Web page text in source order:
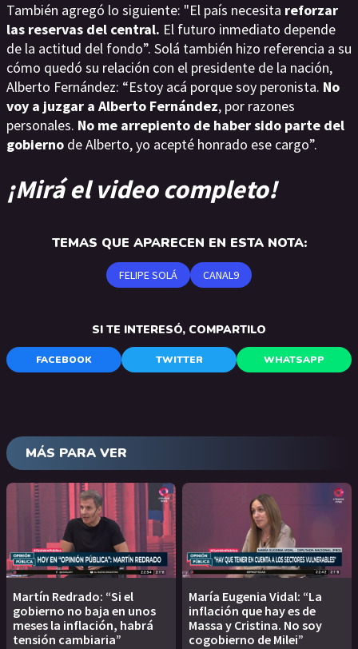
También agregó lo siguiente: "El país necesita reforzar
las reservas del central. El futuro inmediato depende
de la actitud del fondo”. Solá también hizo referencia a su
cómo quedó su relación con el presidente de la nación,
Alberto Fernández: “Estoy acá porque soy peronista. No
voy a juzgar a Alberto Fernández, por razones
personales. No me arrepiento de haber sido parte del
gobierno de Alberto, yo acepté honrado ese cargo”.
¡Mirá el video completo!
TEMAS QUE APARECEN EN ESTA NOTA:
FELIPE SOLÁ CANAL9
SI TE INTERESÓ, COMPARTILO
FACEBOOK TWITTER WHATSAPP
MÁS PARA VER
Martín Redrado: “Si el
gobierno no baja en unos
meses la inflación, habrá
tensión cambiaria”
María Eugenia Vidal: “La
inflación que hay es de
Massa y Cristina. No soy
cogobierno de Milei”